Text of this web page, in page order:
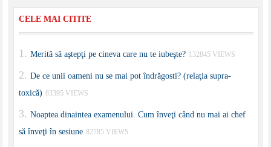
CELE MAI CITITE
Merită să aştepţi pe cineva care nu te iubeşte? 132845 VIEWS
De ce unii oameni nu se mai pot îndrăgosti? (relaţia supra-
toxică) 83395 VIEWS
Noaptea dinaintea examenului. Cum înveţi când nu mai ai chef
să înveţi în sesiune 82785 VIEWS